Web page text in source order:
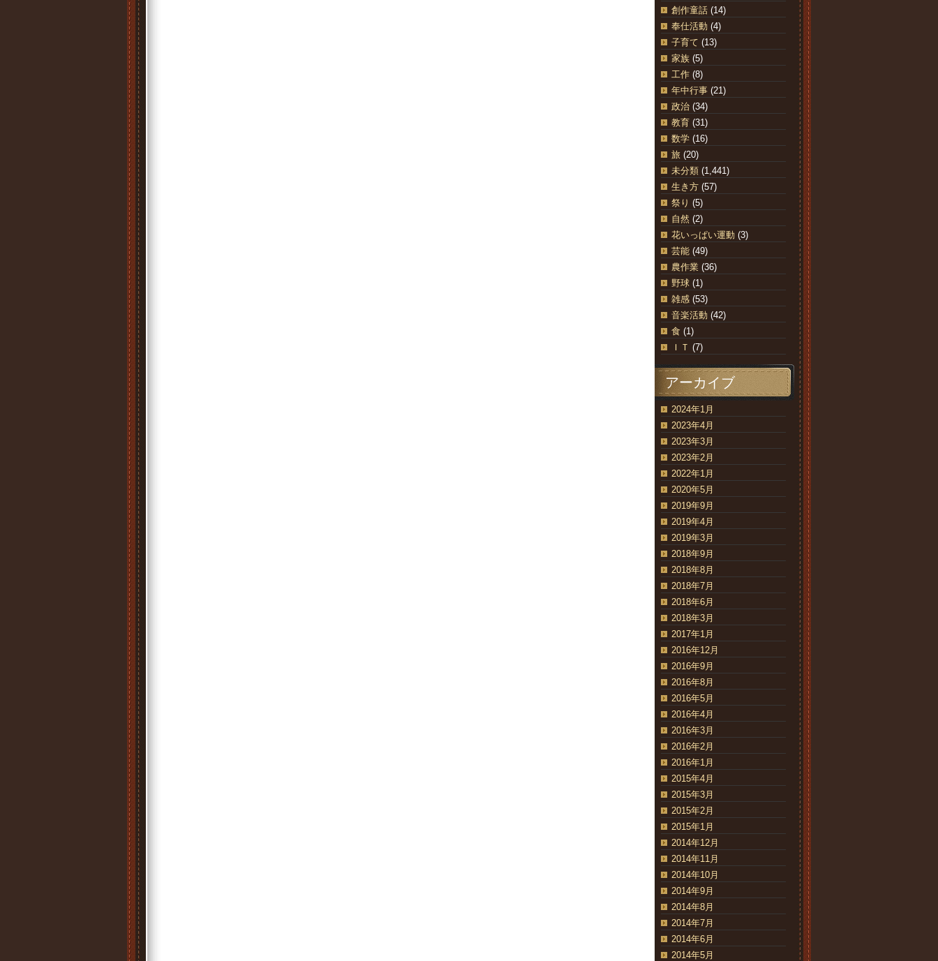
創作童話 (14)
奉仕活動 (4)
子育て (13)
家族 (5)
工作 (8)
年中行事 (21)
政治 (34)
教育 (31)
数学 (16)
旅 (20)
未分類 (1,441)
生き方 (57)
祭り (5)
自然 (2)
花いっぱい運動 (3)
芸能 (49)
農作業 (36)
野球 (1)
雑感 (53)
音楽活動 (42)
食 (1)
ＩＴ (7)
アーカイブ
2024年1月
2023年4月
2023年3月
2023年2月
2022年1月
2020年5月
2019年9月
2019年4月
2019年3月
2018年9月
2018年8月
2018年7月
2018年6月
2018年3月
2017年1月
2016年12月
2016年9月
2016年8月
2016年5月
2016年4月
2016年3月
2016年2月
2016年1月
2015年4月
2015年3月
2015年2月
2015年1月
2014年12月
2014年11月
2014年10月
2014年9月
2014年8月
2014年7月
2014年6月
2014年5月